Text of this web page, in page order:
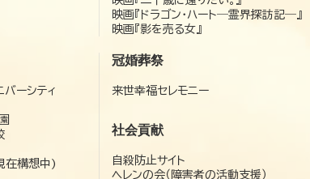
映画『ドラゴン・ハート―霊界探訪記―』
映画『影を売る女』
バーシティ
在構想中)
冠婚葬祭
来世幸福セレモニー
社会貢献
自殺防止サイト
ヘレンの会（障害者の活動支援）